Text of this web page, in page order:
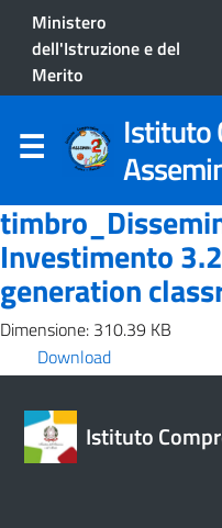
Ministero
dell'Istruzione e del
Merito
Istituto
Investimento
generation
Dimensione: 310.39 KB
Download
Istituto